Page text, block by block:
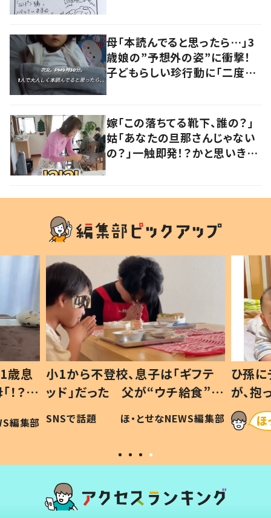
母「本読んでると思ったら…」3
歳娘の”予想外の姿”に衝撃！
子どもらしい珍行動に「二度見
嫁「この落ちてる靴下、誰の？」
姑「あなたの旦那さんじゃない
の？」一触即発！？かと思いき
フテ
食”を
編集部
ひ孫にデレデレな80歳じいじ
が、抱っこすると…ひ孫の反応に
「涙が出ました」「可愛くて仕方な
い」
ほ・とせなNEWS編集部